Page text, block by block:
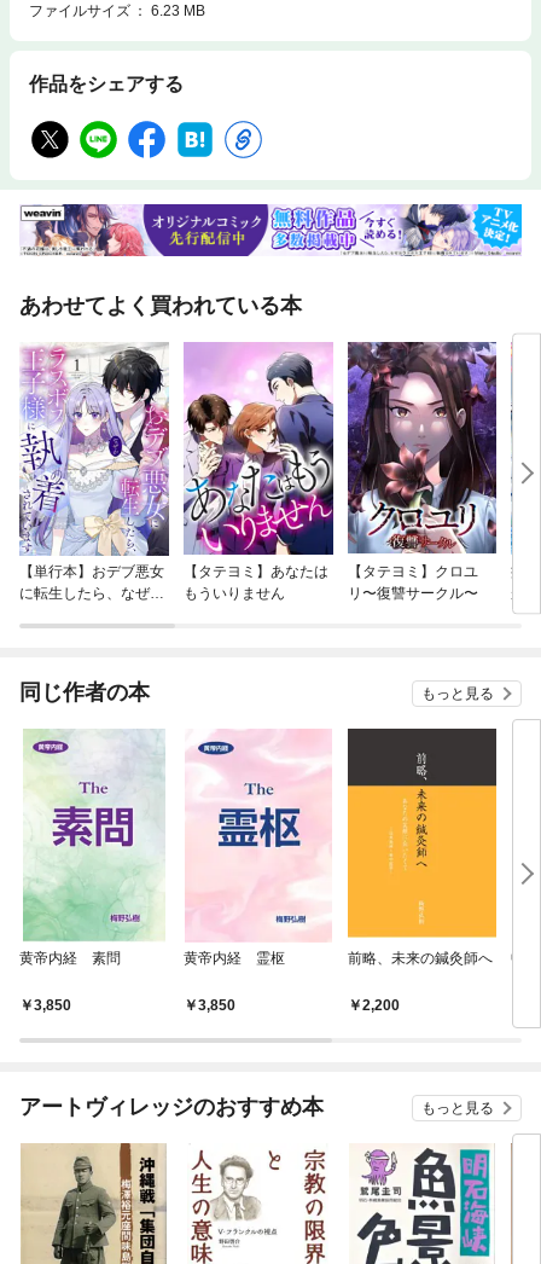
ファイルサイズ
6.23 MB
作品をシェアする
あわせてよく買われている本
【単行本】おデブ悪女
に転生したら、なぜか
【タテヨミ】あなたは
もういりません
【タテヨミ】クロユ
リ〜復讐サークル〜
病
が
ぎ
同じ作者の本 もっと見る
黄帝内経 素問
3,850
黄帝内経 霊枢
3,850
前略、未来の鍼灸師へ
2,200
中
アートヴィレッジのおすすめ本 もっと見る